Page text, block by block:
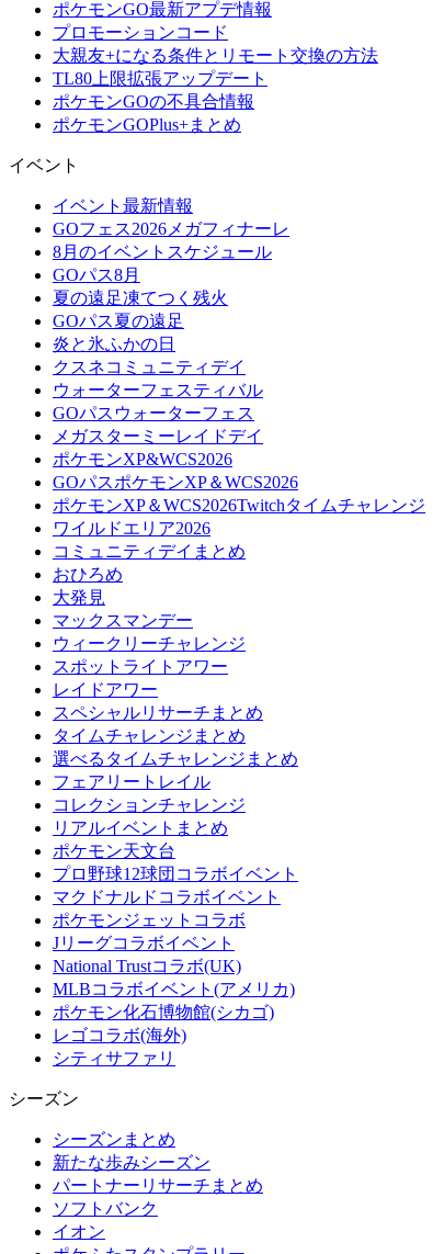
ポケモンGO最新アプデ情報
プロモーションコード
大親友+になる条件とリモート交換の方法
TL80上限拡張アップデート
ポケモンGOの不具合情報
ポケモンGOPlus+まとめ
イベント
イベント最新情報
GOフェス2026メガフィナーレ
8月のイベントスケジュール
GOパス8月
夏の遠足凍てつく残火
GOパス夏の遠足
炎と氷ふかの日
クスネコミュニティデイ
ウォーターフェスティバル
GOパスウォーターフェス
メガスターミーレイドデイ
ポケモンXP&WCS2026
GOパスポケモンXP＆WCS2026
ポケモンXP＆WCS2026Twitchタイムチャレンジ
ワイルドエリア2026
コミュニティデイまとめ
おひろめ
大発見
マックスマンデー
ウィークリーチャレンジ
スポットライトアワー
レイドアワー
スペシャルリサーチまとめ
タイムチャレンジまとめ
選べるタイムチャレンジまとめ
フェアリートレイル
コレクションチャレンジ
リアルイベントまとめ
ポケモン天文台
プロ野球12球団コラボイベント
マクドナルドコラボイベント
ポケモンジェットコラボ
Jリーグコラボイベント
National Trustコラボ(UK)
MLBコラボイベント(アメリカ)
ポケモン化石博物館(シカゴ)
レゴコラボ(海外)
シティサファリ
シーズン
シーズンまとめ
新たな歩みシーズン
パートナーリサーチまとめ
ソフトバンク
イオン